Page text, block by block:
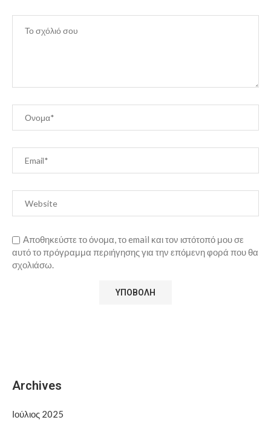
Αποθηκεύστε το όνομα, το email και τον ιστότοπό μου σε
αυτό το πρόγραμμα περιήγησης για την επόμενη φορά που θα
σχολιάσω.
Archives
Ιούλιος 2025